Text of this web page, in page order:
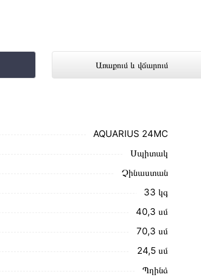
Առաքում և վճարում
24MC
24MC առաքման և վճարման
հետ՝ համաձայնեցնելու առաքման
AQUARIUS 24MC
Սպիտակ
Չինաստան
33 կգ
40,3 սմ
70,3 սմ
24,5 սմ
Պղինձ